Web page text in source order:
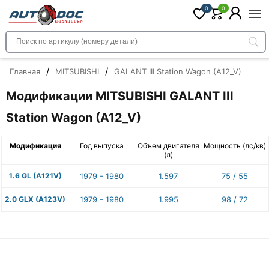
0 0
Главная / MITSUBISHI / GALANT III Station Wagon (A12_V)
Модификации MITSUBISHI GALANT III
Station Wagon (A12_V)
Модификация Год выпуска
Объем двигателя
(л)
Мощность (лс/кв)
1.6 GL (A121V) 1979 - 1980 1.597 75 / 55
2.0 GLX (A123V) 1979 - 1980 1.995 98 / 72